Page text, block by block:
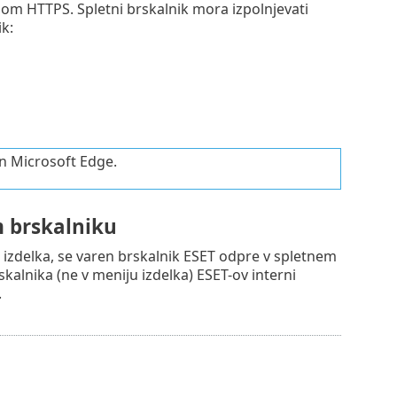
HTTPS. Spletni brskalnik mora izpolnjevati
Microsoft Edge.
brskalniku
se varen brskalnik ESET odpre v spletnem
(ne v meniju izdelka) ESET-ov interni